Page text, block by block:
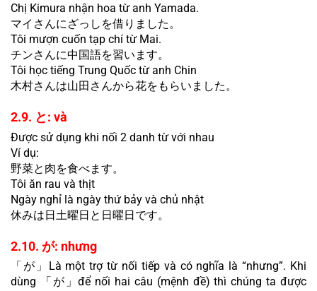
Chị Kimura nhận hoa từ anh Yamada.
マイさんにざっしを借りました。
Tôi mượn cuốn tạp chí từ Mai.
チンさんに中国語を習います。
Tôi học tiếng Trung Quốc từ anh Chin
木村さんは山田さんから花をもらいました。
2.9. と: và
Được sử dụng khi nối 2 danh từ với nhau
Ví dụ:
野菜と肉を食べます。
Tôi ăn rau và thịt
Ngày nghỉ là ngày thứ bảy và chủ nhật
休みは日土曜日と日曜日です。
2.10. が: nhưng
「が」Là một trợ từ nối tiếp và có nghĩa là “nhưng”. Khi
dùng 「が」để nối hai câu (mệnh đề) thì chúng ta được